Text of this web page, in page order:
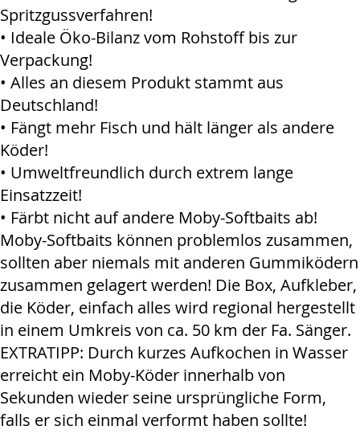
Spritzgussverfahren!
• Ideale Öko-Bilanz vom Rohstoff bis zur
Verpackung!
• Alles an diesem Produkt stammt aus
Deutschland!
• Fängt mehr Fisch und hält länger als andere
Köder!
• Umweltfreundlich durch extrem lange
Einsatzzeit!
• Färbt nicht auf andere Moby-Softbaits ab!
Moby-Softbaits können problemlos zusammen,
sollten aber niemals mit anderen Gummiködern
zusammen gelagert werden! Die Box, Aufkleber,
die Köder, einfach alles wird regional hergestellt
in einem Umkreis von ca. 50 km der Fa. Sänger.
EXTRATIPP: Durch kurzes Aufkochen in Wasser
erreicht ein Moby-Köder innerhalb von
Sekunden wieder seine ursprüngliche Form,
falls er sich einmal verformt haben sollte!